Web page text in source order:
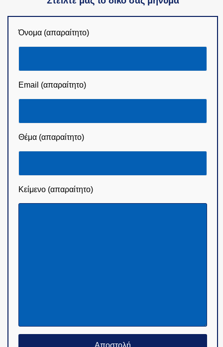
Όνομα (απαραίτητο)
Email (απαραίτητο)
Θέμα (απαραίτητο)
Κείμενο (απαραίτητο)